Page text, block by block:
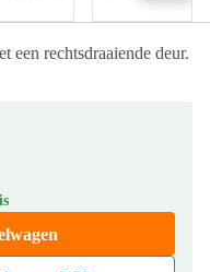
een rechtsdraaiende deur.